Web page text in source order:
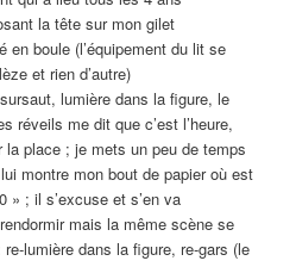
la tête sur mon gilet
en boule (l’équipement du lit se
et rien d’autre)
lumière dans la figure, le
réveils me dit que c’est l’heure,
la place ; je mets un peu de temps
montre mon bout de papier où est
» ; il s’excuse et s’en va
mais la même scène se
re-lumière dans la figure, re-gars (le